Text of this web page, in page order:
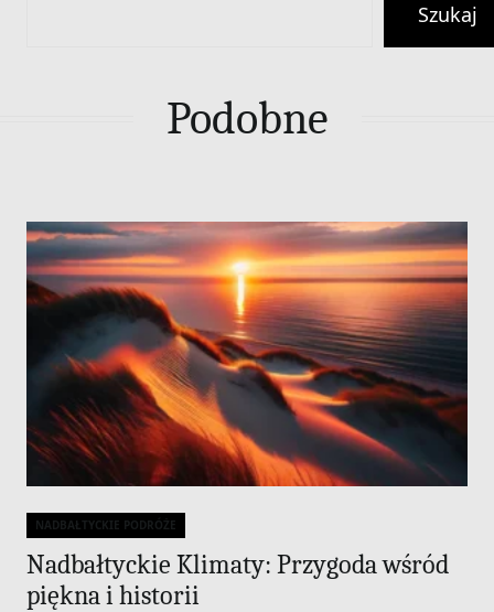
Szukaj
Podobne
Categories
NADBAŁTYCKIE PODRÓŻE
Nadbałtyckie Klimaty: Przygoda wśród
piękna i historii